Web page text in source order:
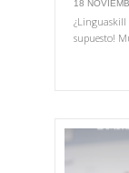
18
¿Linguaskill
supuesto!